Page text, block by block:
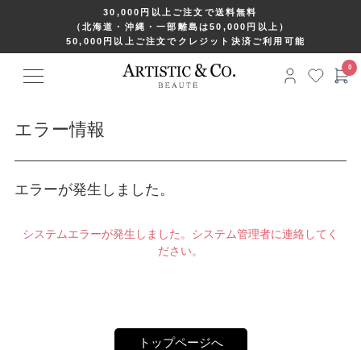
30,000円以上ご注文で送料無料
（北海道・沖縄・一部離島は50,000円以上）
50,000円以上ご注文でクレジット決済ご利用可能
エラー情報
エラーが発生しました。
システムエラーが発生しました。システム管理者に連絡してく
ださい。
トップページへ